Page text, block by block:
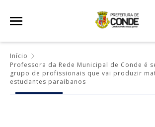
Início
Professora da Rede Municipal de Conde é
grupo de profissionais que vai produzir
estudantes paraibanos